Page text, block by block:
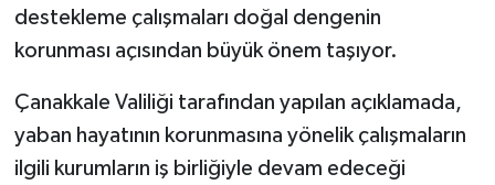
destekleme çalışmaları doğal dengenin
korunması açısından büyük önem taşıyor.
Çanakkale Valiliği tarafından yapılan açıklamada,
yaban hayatının korunmasına yönelik çalışmaların
ilgili kurumların iş birliğiyle devam edeceği